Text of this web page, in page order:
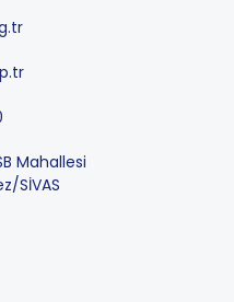
Mahallesi
SİVAS